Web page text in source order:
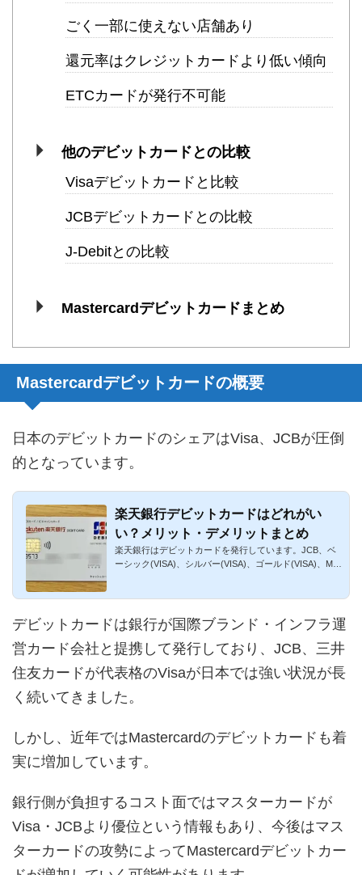
ごく一部に使えない店舗あり
還元率はクレジットカードより低い傾向
ETCカードが発行不可能
他のデビットカードとの比較
Visaデビットカードと比較
JCBデビットカードとの比較
J-Debitとの比較
Mastercardデビットカードまとめ
Mastercardデビットカードの概要
日本のデビットカードのシェアはVisa、JCBが圧倒
的となっています。
楽天銀行デビットカードはどれがい
い？メリット・デメリットまとめ
楽天銀行はデビットカードを発行しています。JCB、ベ
ーシック(VISA)、シルバー(VISA)、ゴールド(VISA)、Mas
デビットカードは銀行が国際ブランド・インフラ運
営カード会社と提携して発行しており、JCB、三井
住友カードが代表格のVisaが日本では強い状況が長
く続いてきました。
しかし、近年ではMastercardのデビットカードも着
実に増加しています。
銀行側が負担するコスト面ではマスターカードが
Visa・JCBより優位という情報もあり、今後はマス
ターカードの攻勢によってMastercardデビットカー